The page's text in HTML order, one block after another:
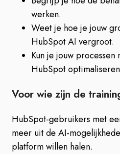
werken.
Weet je hoe je jouw
HubSpot AI vergroot.
Kun je jouw processen
HubSpot
Voor wie zijn de
HubSpot-gebruikers met
meer uit de AI-
platform willen halen.